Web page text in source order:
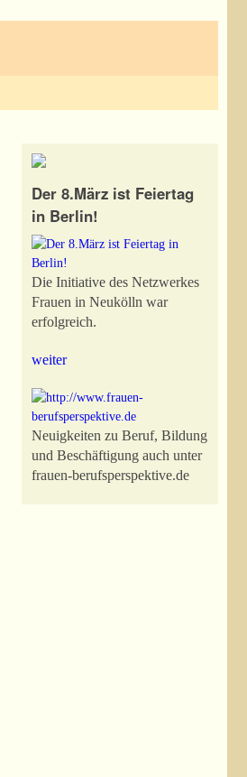
Der 8.März ist Feiertag
in Berlin!
Die Initiative des Netzwerkes
Frauen in Neukölln war
erfolgreich.
weiter
Neuigkeiten zu Beruf, Bildung
und Beschäftigung auch unter
frauen-berufsperspektive.de